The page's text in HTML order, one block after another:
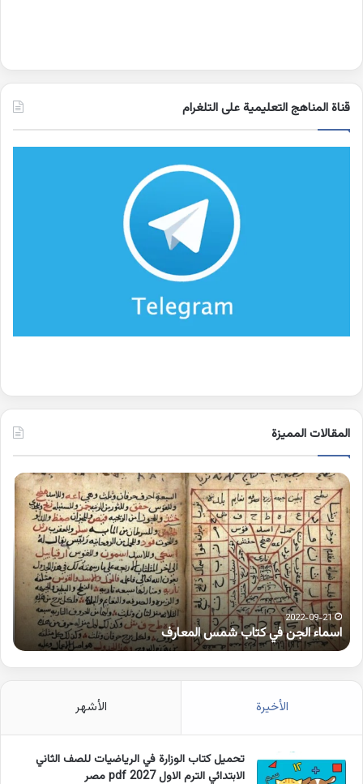
قناة المناهج التعليمية على التلغرام
المقالات المميزة
اسماء
الجن
في
كتاب
شمس
المعارف
2022-09-21
اسماء الجن في كتاب شمس المعارف
الأخيرة الأشهر
تحميل كتاب الوزارة في الرياضيات للصف الثاني
الابتدائي الترم الاول 2027 pdf مصر